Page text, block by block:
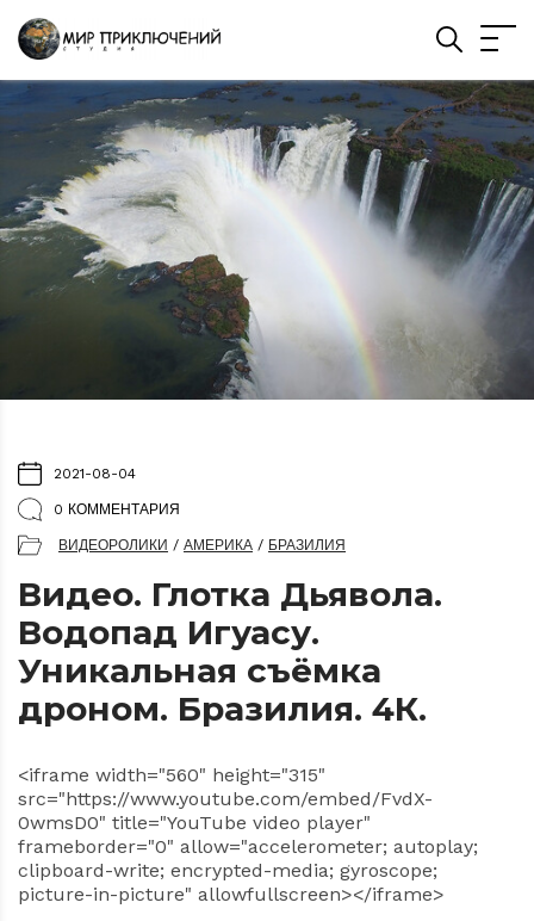
2021-08-04
0 КОММЕНТАРИЯ
ВИДЕОРОЛИКИ / АМЕРИКА / БРАЗИЛИЯ
Видео. Глотка Дьявола.
Водопад Игуасу.
Уникальная съёмка
дроном. Бразилия. 4К.
<iframe width="560" height="315"
src="https://www.youtube.com/embed/FvdX-
0wmsD0" title="YouTube video player"
frameborder="0" allow="accelerometer; autoplay;
clipboard-write; encrypted-media; gyroscope;
picture-in-picture" allowfullscreen></iframe>